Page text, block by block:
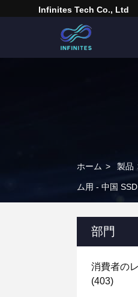
Infinites Tech Co., Ltd
ホーム > 製品
ム用 - 中国
部門
消費者の
(403)